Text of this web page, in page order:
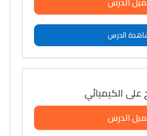
الدرس
على الكيميائي
الدرس